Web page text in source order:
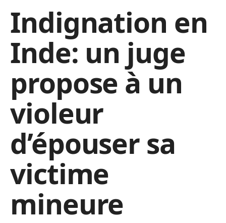
Indignation en
Inde: un juge
propose à un
violeur
d’épouser sa
victime
mineure